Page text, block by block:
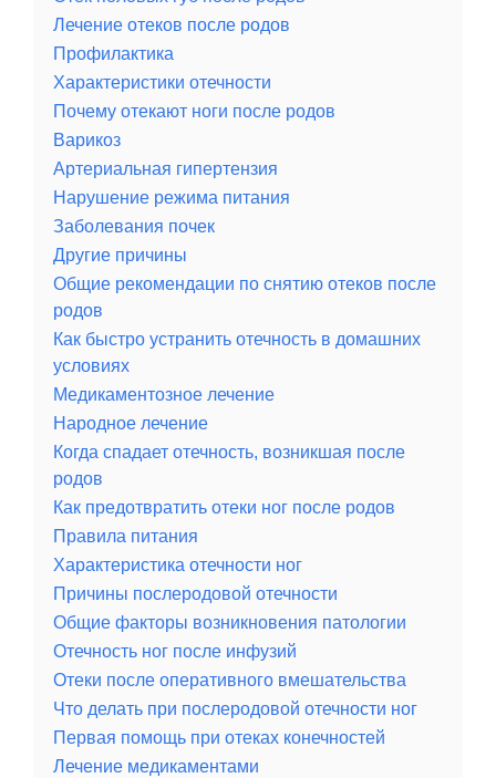
Лечение отеков после родов
Профилактика
Характеристики отечности
Почему отекают ноги после родов
Варикоз
Артериальная гипертензия
Нарушение режима питания
Заболевания почек
Другие причины
Общие рекомендации по снятию отеков после
родов
Как быстро устранить отечность в домашних
условиях
Медикаментозное лечение
Народное лечение
Когда спадает отечность, возникшая после
родов
Как предотвратить отеки ног после родов
Правила питания
Характеристика отечности ног
Причины послеродовой отечности
Общие факторы возникновения патологии
Отечность ног после инфузий
Отеки после оперативного вмешательства
Что делать при послеродовой отечности ног
Первая помощь при отеках конечностей
Лечение медикаментами